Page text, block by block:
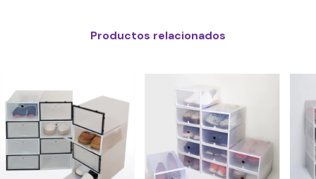
Productos relacionados